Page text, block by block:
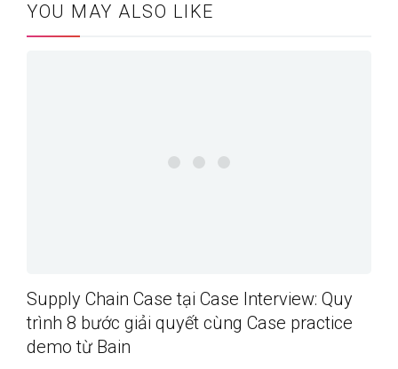
YOU MAY ALSO LIKE
Supply Chain Case tại Case Interview: Quy
trình 8 bước giải quyết cùng Case practice
demo từ Bain